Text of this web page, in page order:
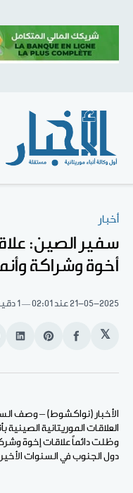
أخبار
سفير الصين:
أخوة وشراكة
21-05-2025عند 02:01 1 دقيقة قراءة
𝕏
انشر
الفيسبوك
Share
Pinterest
انشر
الأخبار (نواكشوط) – وصف
العلاقات الموريتانية
وظلتدائماًعلاقات إخوة
دول الجنوب في السنوات